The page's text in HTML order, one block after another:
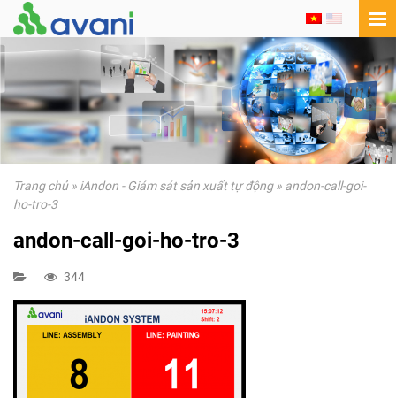
Trang chủ» iAndon - Giám sát sản xuất tự động» andon-call-goi-
ho-tro-3
andon-call-goi-ho-tro-3
344